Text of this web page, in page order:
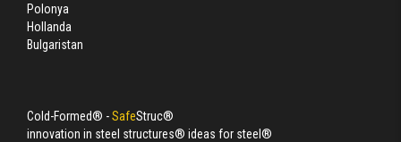
Polonya
Hollanda
Bulgaristan
Cold-Formed® -SafeStruc®
innovation in steel structures® ideas for steel®